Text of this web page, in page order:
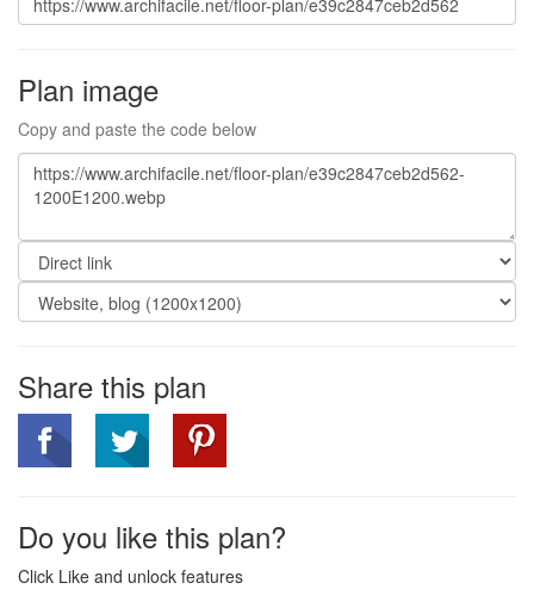
Plan image
Copy and paste the code below
Share this plan
Do you like this plan?
Click Like and unlock features